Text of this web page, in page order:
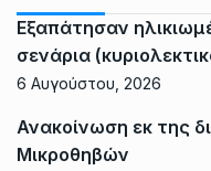
Εξαπάτησαν
σενάρια
6 Αυγούστου, 2026
Ανακοίνωση εκ της
Μικροθηβών